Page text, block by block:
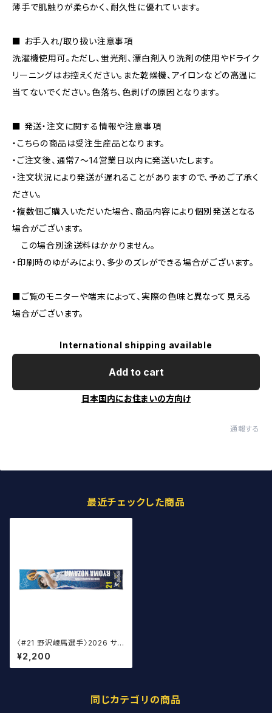
薄手で肌触りが柔らかく、耐久性に優れています。
■ お手入れ/取り扱い注意事項
洗濯機使用可。ただし、蛍光剤、漂白剤入り洗剤の使用やドライク
リーニングはお控えください。また乾燥機、アイロンなどの高温に
当てないでください。色落ち、色剥げの原因となります。
■ 発送・注文に関する情報や注意事項
・こちらの商品は受注生産品となります。
・ご注文後、通常7〜14営業日以内に発送いたします。
・注文状況により発送が遅れることがありますので、予めご了承く
ださい。
・複数個ご購入いただいた場合、商品内容により個別発送となる
場合がございます。
この場合別途送料はかかりません。
・印刷時のゆがみにより、多少のズレができる場合がございます。
■ご覧のモニターや端末によって、実際の色味と異なって見える
場合がございます。
International shipping available
Add to cart
日本国内にお住まいの方向け
通報する
最近チェックした商品
〈#21 野沢崚馬選手〉2026 サイ
ン入りマフラータオル
¥2,200
同じカテゴリの商品